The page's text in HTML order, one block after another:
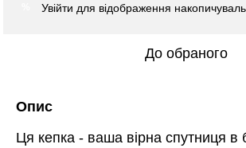
Увійти для відображення
До обраного
Опис
Ця кепка - ваша вірна спутниця в